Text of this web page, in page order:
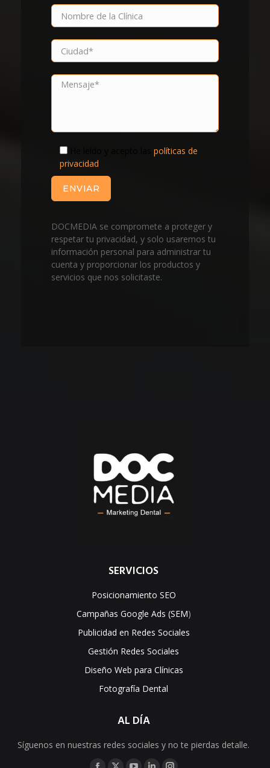
políticas de
privacidad
DOCMEDIA se compromete a proteger y
respetar tu privacidad, y solo usaremos tu
información personal para administrar tu
cuenta y proporcionar los productos y
servicios que nos solicitaste.
SERVICIOS
Posicionamiento SEO
Campañas Google Ads (SEM)
Publicidad en Redes Sociales
Gestión Redes Sociales
Diseño Web para Clínicas
Fotografía Dental
AL DÍA
Síguenos en nuestras redes sociales y no te pierdas detalle.